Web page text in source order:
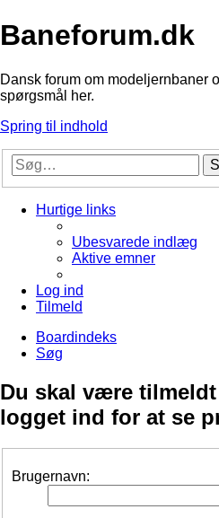
Baneforum.dk
Dansk forum om modeljernbaner
spørgsmål her.
Spring til indhold
Hurtige links
Ubesvarede indlæg
Aktive emner
Log ind
Tilmeld
Boardindeks
Søg
Du skal være
logget ind for at se
Brugernavn: